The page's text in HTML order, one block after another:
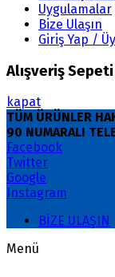
Uygulamalar
Bize Ulaşın
Giriş Yap /
Alışveriş Sepeti
kapat
TÜM ÜRÜNLER
90 NUMARALI
Facebook
Twitter
Google
Instagram
BİZE ULAŞIN
Menü